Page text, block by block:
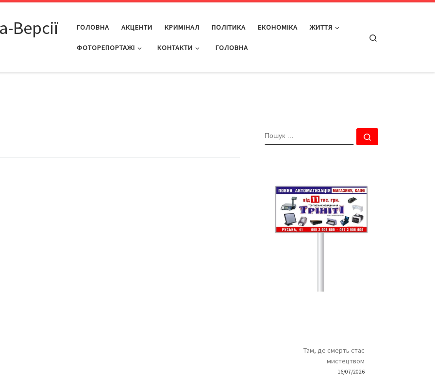
Версії ГОЛОВНА АКЦЕНТИ КРИМІНАЛ ПОЛІТИКА ЕКОНОМІКА ЖИТТЯ
ФОТОРЕПОРТАЖІ КОНТАКТИ ГОЛОВНА
ПОШУК
Там, де смерть стає
мистецтвом
16/07/2026